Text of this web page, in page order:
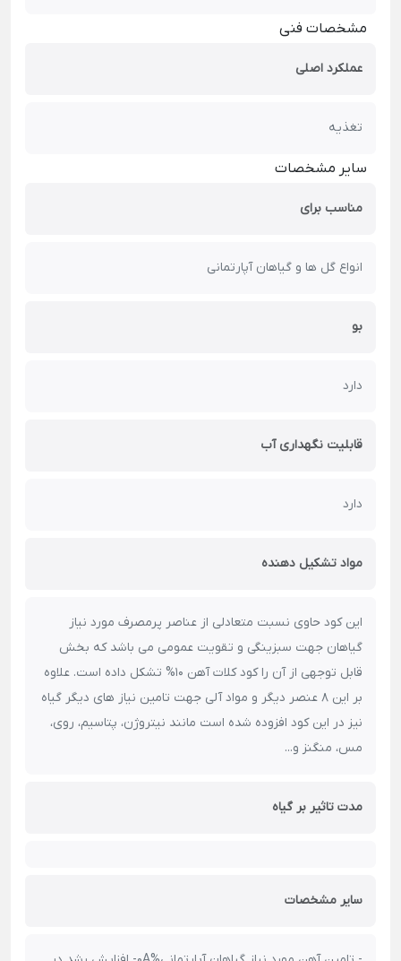
مشخصات فنی
عملکرد اصلی
تغذیه
سایر مشخصات
مناسب برای
انواع گل ها و گیاهان آپارتمانی
بو
دارد
قابلیت نگهداری آب
دارد
مواد تشکیل دهنده
این کود حاوی نسبت متعادلی از عناصر پرمصرف مورد نیاز
گیاهان جهت سبزینگی و تقویت عمومی می باشد که بخش
قابل توجهی از آن را کود کلات آهن 10% تشکل داده است. علاوه
بر این 8 عنصر دیگر و مواد آلی جهت تامین نیاز های دیگر گیاه
نیز در این کود افزوده شده است مانند نیتروژن، پتاسیم، روی،
مس، منگنز و...
مدت تاثیر بر گیاه
سایر مشخصات